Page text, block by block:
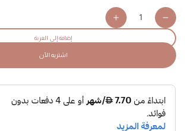
كمية
Decrease
Fleek
Eyeliner
-
AED
Increase
Fleek
Eyeliner
-
إضافة إلى العربة
اشتريه الآن